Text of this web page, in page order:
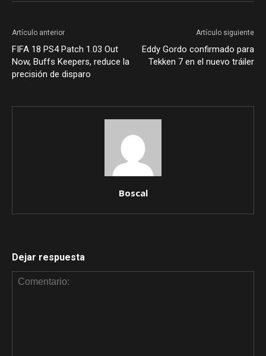
Artículo anterior
FIFA 18 PS4 Patch 1.03 Out
Now, Buffs Keepers, reduce la
precisión de disparo
Artículo siguiente
Eddy Gordo confirmado para
Tekken 7 en el nuevo tráiler
Boscal
Dejar respuesta